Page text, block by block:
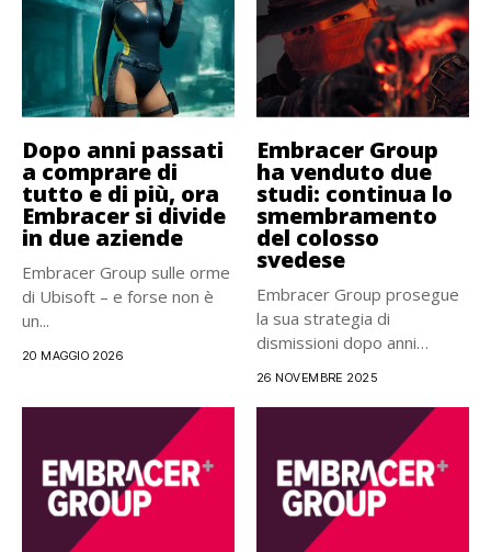
Dopo anni passati
a comprare di
tutto e di più, ora
Embracer si divide
in due aziende
Embracer Group sulle orme
di Ubisoft – e forse non è
un...
20 MAGGIO 2026
Embracer Group
ha venduto due
studi: continua lo
smembramento
del colosso
svedese
Embracer Group prosegue
la sua strategia di
dismissioni dopo anni
26 NOVEMBRE 2025